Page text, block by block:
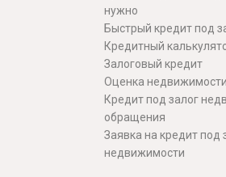
нужно
Быстрый кредит под
Кредитный
Залоговый кредит
Оценка недвижимости
Кредит под залог
обращения
Заявка на кредит под
недвижимости